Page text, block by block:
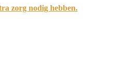
zorg nodig hebben.